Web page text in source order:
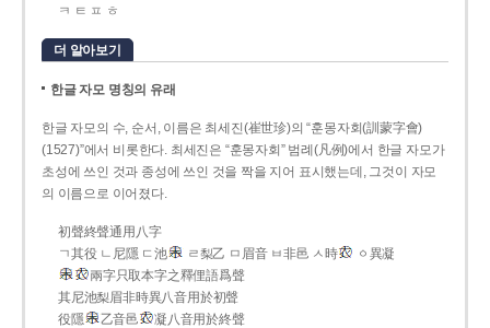
ㅋ ㅌ ㅍ ㅎ
더 알아보기
한글 자모 명칭의 유래
한글 자모의 수, 순서, 이름은 최세진(崔世珍)의 “훈몽자회(訓蒙字會)
(1527)”에서 비롯한다. 최세진은 “훈몽자회” 범례(凡例)에서 한글 자모가
초성에 쓰인 것과 종성에 쓰인 것을 짝을 지어 표시했는데, 그것이 자모
의 이름으로 이어졌다.
初聲終聲通用八字
ㄱ其役 ㄴ尼隱 ㄷ池
ㄹ梨乙 ㅁ眉音 ㅂ非邑 ㅅ時
ㆁ異凝
兩字只取本字之釋俚語爲聲
其尼池梨眉非時異八音用於初聲
役隱
乙音邑 凝八音用於終聲